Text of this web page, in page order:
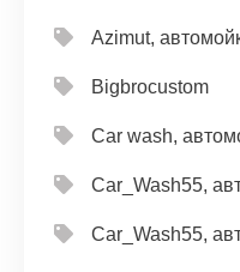
Azimut,
Bigbrocustom
Car wash,
Car_Wash55,
Car_Wash55,